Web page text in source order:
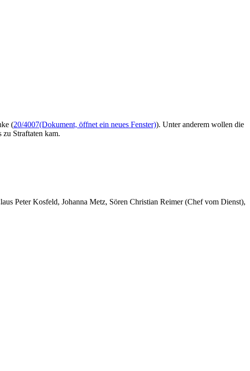
(20/4007(Dokument, öffnet ein neues Fenster)). Unter anderem wollen die
Straftaten kam.
Peter Kosfeld, Johanna Metz, Sören Christian Reimer (Chef vom Dienst),